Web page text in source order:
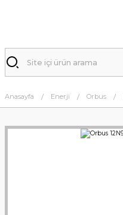
Anasayfa Enerji Orbus